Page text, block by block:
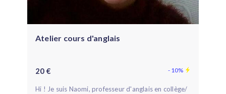
Atelier cours d'anglais
20 € - 10%
Hi ! Je suis Naomi, professeur d'anglais en collège/